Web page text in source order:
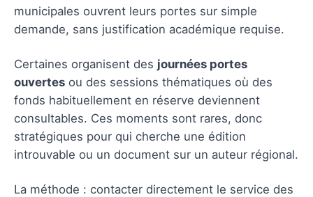
municipales ouvrent leurs portes sur simple
demande, sans justification académique requise.
Certaines organisent des journées portes
ouvertes ou des sessions thématiques où des
fonds habituellement en réserve deviennent
consultables. Ces moments sont rares, donc
stratégiques pour qui cherche une édition
introuvable ou un document sur un auteur régional.
La méthode : contacter directement le service des